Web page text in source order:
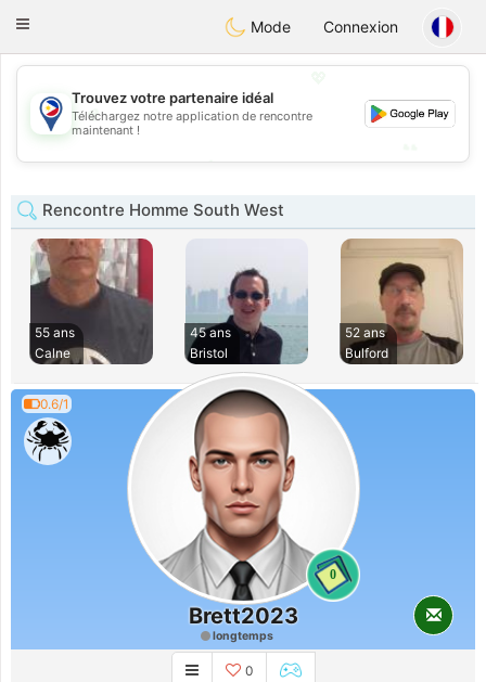
PhilippinesChat
Toggle
Mode Connexion
💖
💕
Trouvez votre partenaire idéal
Téléchargez notre application de rencontre
maintenant !
Rencontre Homme South West
55 ans
Calne
45 ans
Bristol
52 ans
Bulford
0.6/1
0
Brett2023
longtemps
0